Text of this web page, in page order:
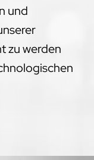
und
zu werden